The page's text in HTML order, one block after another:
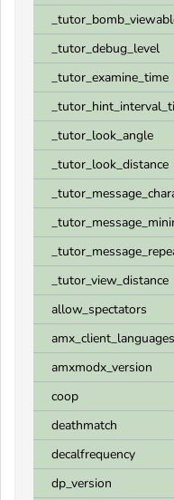
_tutor_debug_level
_tutor_examine_time
_tutor_look_angle
_tutor_look_distance
_tutor_view_distance
allow_spectators
amx_client_languages
amxmodx_version
coop
deathmatch
decalfrequency
dp_version